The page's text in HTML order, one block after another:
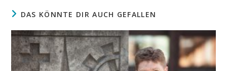
DAS KÖNNTE DIR AUCH GEFALLEN